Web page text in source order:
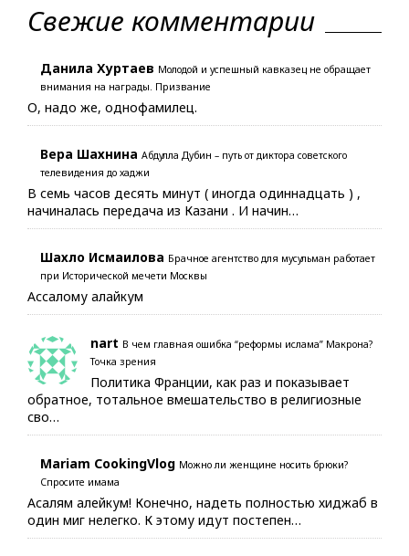
Свежие комментарии
Данила Хуртаев Молодой и успешный кавказец не обращает
внимания на награды. Призвание
О, надо же, однофамилец.
Вера Шахнина Абдулла Дубин – путь от диктора советского
телевидения до хаджи
В семь часов десять минут ( иногда одиннадцать ) ,
начиналась передача из Казани . И начин…
Шахло Исмаилова Брачное агентство для мусульман работает
при Исторической мечети Москвы
Ассалому алайкум
nart В чем главная ошибка “реформы ислама” Макрона?
Точка зрения
Политика Франции, как раз и показывает
обратное, тотальное вмешательство в религиозные
сво…
Mariam CookingVlog Можно ли женщине носить брюки?
Спросите имама
Асалям алейкум! Конечно, надеть полностью хиджаб в
один миг нелегко. К этому идут постепен…